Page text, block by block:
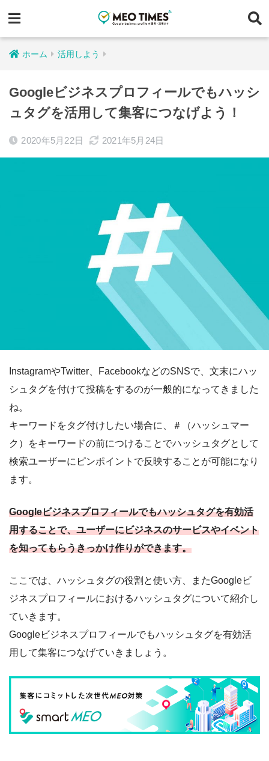
ホーム 活用しよう
Googleビジネスプロフィールでもハッシ
ュタグを活用して集客につなげよう！
2020年5月22日 2021年5月24日
InstagramやTwitter、FacebookなどのSNSで、文末にハッ
シュタグを付けて投稿をするのが一般的になってきました
ね。
キーワードをタグ付けしたい場合に、＃（ハッシュマー
ク）をキーワードの前につけることでハッシュタグとして
検索ユーザーにピンポイントで反映することが可能になり
ます。
Googleビジネスプロフィールでもハッシュタグを有効活
用することで、ユーザーにビジネスのサービスやイベント
を知ってもらうきっかけ作りができます。
ここでは、ハッシュタグの役割と使い方、またGoogleビ
ジネスプロフィールにおけるハッシュタグについて紹介し
ていきます。
Googleビジネスプロフィールでもハッシュタグを有効活
用して集客につなげていきましょう。